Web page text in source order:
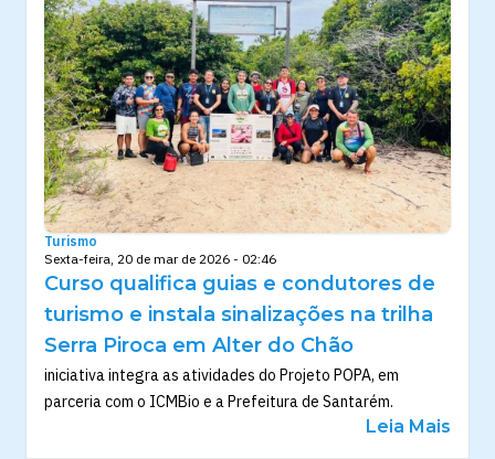
Turismo
Sexta-feira, 20 de mar de 2026 - 02:46
Curso qualifica guias e condutores de
turismo e instala sinalizações na trilha
Serra Piroca em Alter do Chão
iniciativa integra as atividades do Projeto POPA, em
parceria com o ICMBio e a Prefeitura de Santarém.
Leia Mais